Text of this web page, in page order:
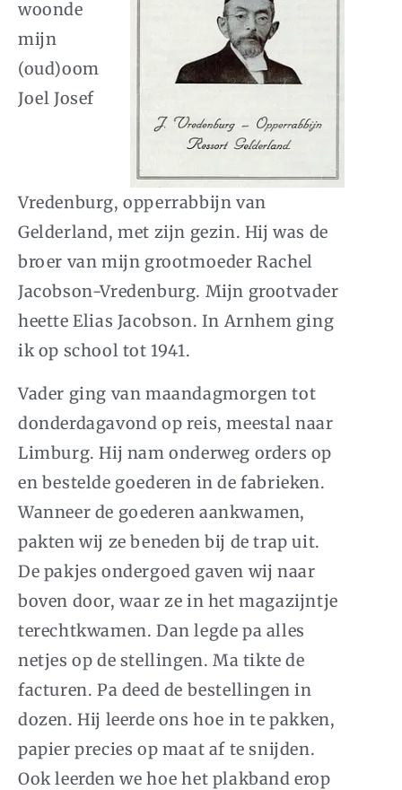
woonde
mijn
(oud)oom
Joel Josef
Vredenburg, opperrabbijn van
Gelderland, met zijn gezin. Hij was de
broer van mijn grootmoeder Rachel
Jacobson-Vredenburg. Mijn grootvader
heette Elias Jacobson. In Arnhem ging
ik op school tot 1941.
Vader ging van maandagmorgen tot
donderdagavond op reis, meestal naar
Limburg. Hij nam onderweg orders op
en bestelde goederen in de fabrieken.
Wanneer de goederen aankwamen,
pakten wij ze beneden bij de trap uit.
De pakjes ondergoed gaven wij naar
boven door, waar ze in het magazijntje
terechtkwamen. Dan legde pa alles
netjes op de stellingen. Ma tikte de
facturen. Pa deed de bestellingen in
dozen. Hij leerde ons hoe in te pakken,
papier precies op maat af te snijden.
Ook leerden we hoe het plakband erop